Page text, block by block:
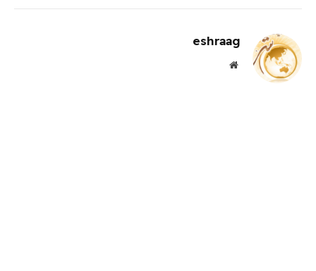
eshraag
موقع